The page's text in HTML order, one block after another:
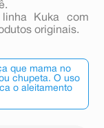
Kuka com
originais.
que mama no
chupeta. O uso
o aleitamento